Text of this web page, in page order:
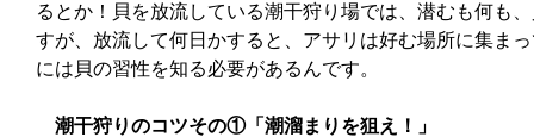
るとか！貝を放流している潮干狩り場では、潜むも何も
すが、放流して何日かすると、アサリは好む場所に集ま
には貝の習性を知る必要があるんです。
潮干狩りのコツその①「潮溜まりを狙え！」